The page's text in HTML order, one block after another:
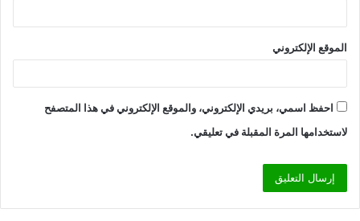
الموقع الإلكتروني
احفظ اسمي، بريدي الإلكتروني، والموقع الإلكتروني في هذا المتصفح
لاستخدامها المرة المقبلة في تعليقي.